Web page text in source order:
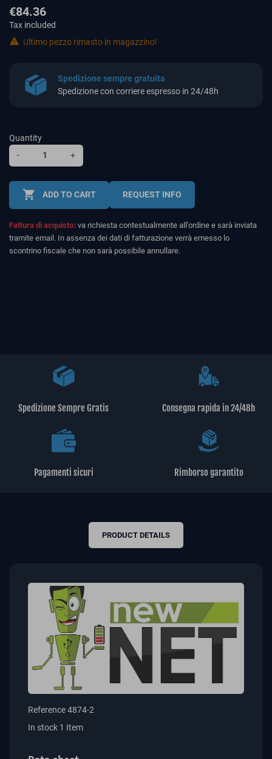
€84.36
Tax included
 Ultimo pezzo rimasto in magazzino!
Spedizione sempre gratuita
Spedizione con corriere espresso in 24/48h
Quantity
-
+
shopping_cart ADD TO CART REQUEST INFO
Fattura di acquisto: va richiesta contestualmente all’ordine e sarà inviata
tramite email. In assenza dei dati di fatturazione verrà emesso lo
scontrino fiscale che non sarà possibile annullare.
Spedizione Sempre Gratis Consegna rapida in 24/48h
Pagamenti sicuri Rimborso garantito
PRODUCT DETAILS
Reference4874-2
In stock 1 Item